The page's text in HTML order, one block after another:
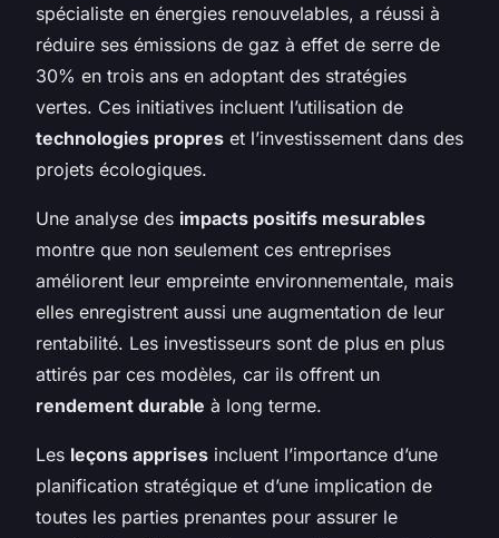
spécialiste en énergies renouvelables, a réussi à
réduire ses émissions de gaz à effet de serre de
30% en trois ans en adoptant des stratégies
vertes. Ces initiatives incluent l’utilisation de
technologies propres et l’investissement dans des
projets écologiques.
Une analyse des impacts positifs mesurables
montre que non seulement ces entreprises
améliorent leur empreinte environnementale, mais
elles enregistrent aussi une augmentation de leur
rentabilité. Les investisseurs sont de plus en plus
attirés par ces modèles, car ils offrent un
rendement durable à long terme.
Les leçons apprises incluent l’importance d’une
planification stratégique et d’une implication de
toutes les parties prenantes pour assurer le